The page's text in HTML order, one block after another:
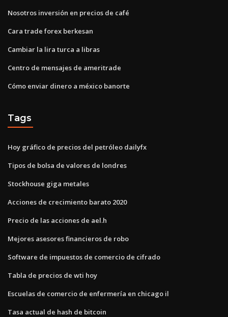
Nosotros inversión en precios de café
Cara trade forex berkesan
Cambiar la lira turca a libras
Centro de mensajes de ameritrade
Cómo enviar dinero a méxico banorte
Tags
Hoy gráfico de precios del petróleo dailyfx
Tipos de bolsa de valores de londres
Stockhouse giga metales
Acciones de crecimiento barato 2020
Precio de las acciones de ael.h
Mejores asesores financieros de robo
Software de impuestos de comercio de cifrado
Tabla de precios de wti hoy
Escuelas de comercio de enfermería en chicago il
Tasa actual de hash de bitcoin